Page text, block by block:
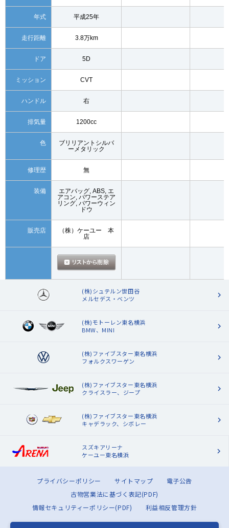
年式 平成25年
走行距離 3.8万km
ドア 5D
ミッション CVT
ハンドル 右
排気量 1200cc
色
ブリリアントシルバ
ーメタリック
修理歴 無
装備
エアバッグ, ABS, エ
アコン, パワーステア
リング, パワーウィン
ドウ
販売店
（株）ケーユー 本
店
(株)シュテルン世田谷
メルセデス・ベンツ
(株)モトーレン東名横浜
BMW、MINI
(株)ファイブスター東名横浜
フォルクスワーゲン
(株)ファイブスター東名横浜
クライスラー、ジープ
(株)ファイブスター東名横浜
キャデラック、シボレー
スズキアリーナ
ケーユー東名横浜
プライバシーポリシー サイトマップ
電子公告
古物営業法に基づく表記(PDF)
情報セキュリティーポリシー(PDF)
利益相反管理方針